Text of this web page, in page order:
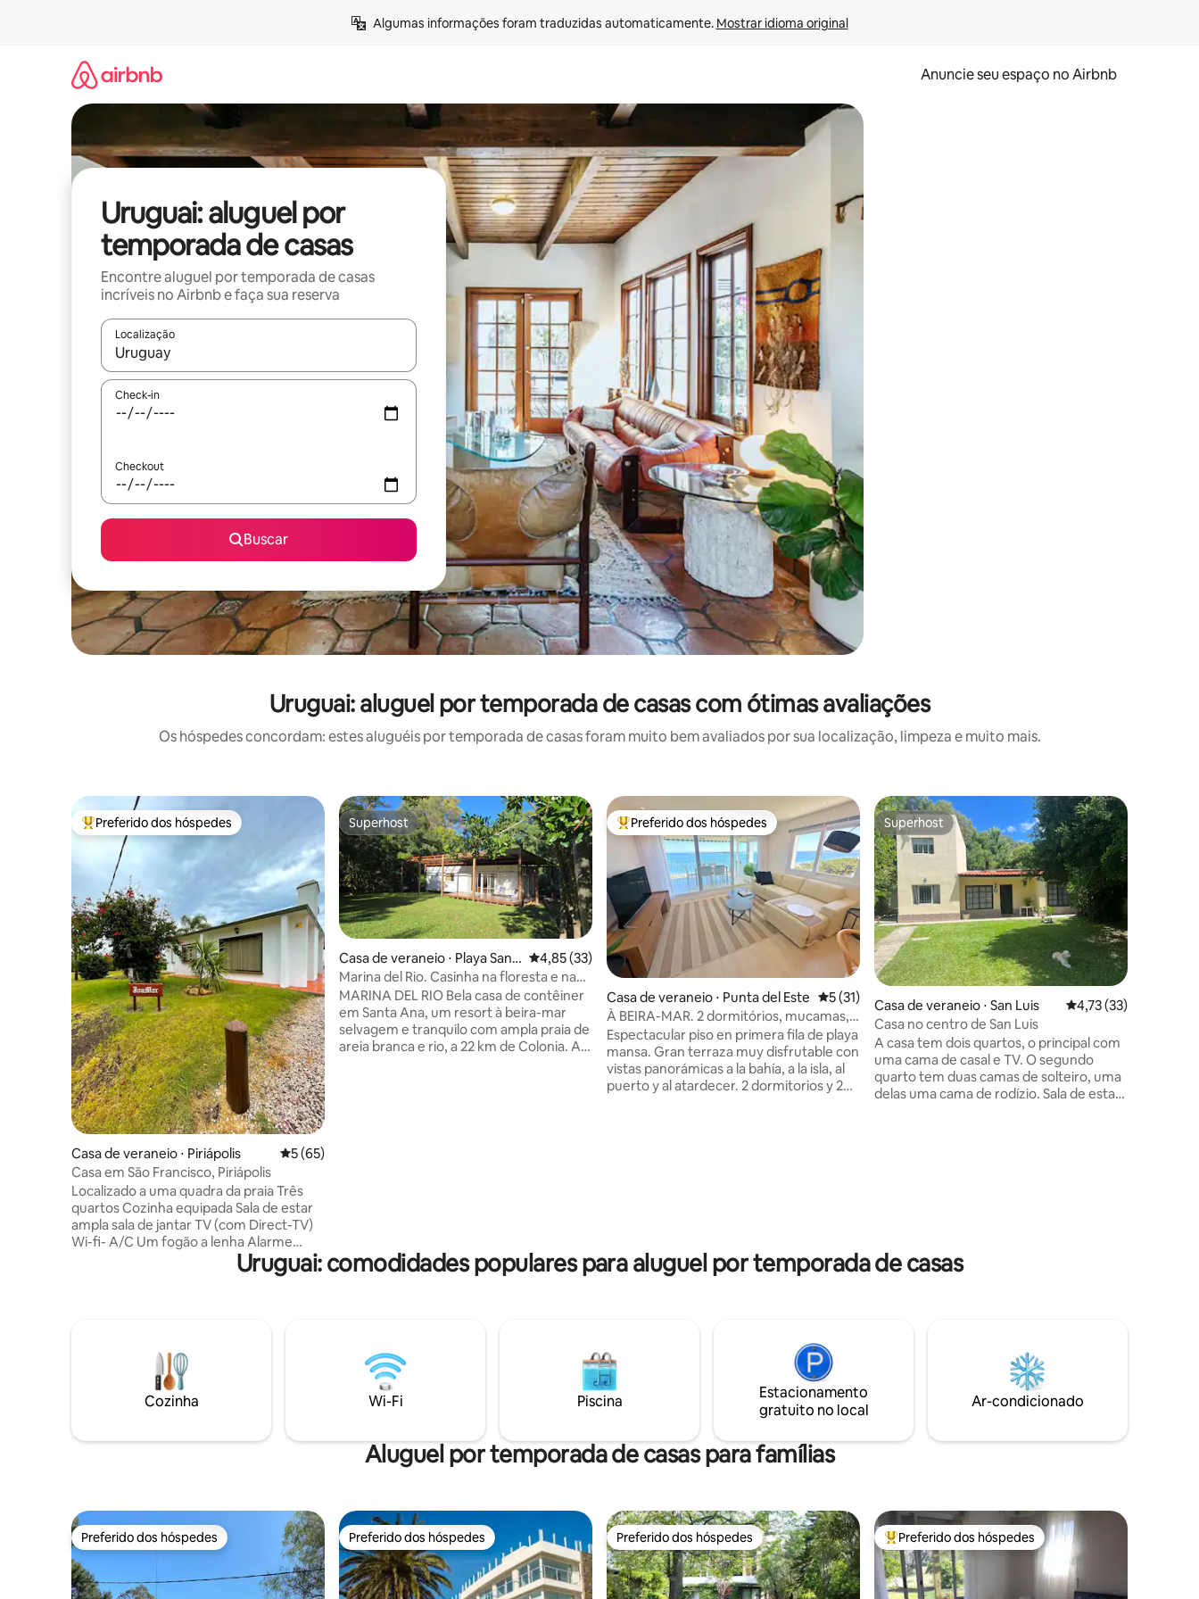
Algumas informações foram traduzidas automaticamente. Mostrar idioma original
Anuncie seu espaço no Airbnb
Uruguai: aluguel por
temporada de casas
Encontre aluguel por temporada de casas
incríveis no Airbnb e faça sua reserva
Localização
Quando os resultados estiverem disponíveis, explore-os usando as seta para cima e para baixo do teclado ou tocando e deslizando o dedo na tela.
Check-in
Checkout
Buscar
Uruguai: aluguel por temporada de casas com ótimas avaliações
Os hóspedes concordam: estes aluguéis por temporada de casas foram muito bem avaliados por sua localização, limpeza e muito mais.
Entre os melhores preferidos dos hóspedes
Preferido dos hóspedes
Casa de veraneio ⋅ Piriápolis 5 de uma avaliação média de 5, 65 avaliações
5 (65)
Casa em São Francisco, Piriápolis
Localizado a uma quadra da praia Três
quartos Cozinha equipada Sala de estar
ampla sala de jantar TV (com Direct-TV)
Wi-fi- A/C Um fogão a lenha Alarme
Piscina AQUECIDA (operacional de 6 de
NOVEMBRO de 2026 a 31 de MARÇO de
eletricidade. Eles são cobrados no final da
hóspedes excedam a capacidade da casa
(7 hóspedes)
Superhost
Superhost
Casa de veraneio ⋅ Playa Sant
a Ana
4,85 de uma avaliação média de 5, 33 avaliações
4,85 (33)
Marina del Rio. Casinha na floresta e na
praia.
MARINA DEL RIO Bela casa de contêiner
em Santa Ana, um resort à beira-mar
selvagem e tranquilo com ampla praia de
areia branca e rio, a 22 km de Colonia. A
Entre os melhores preferidos dos hóspedes
Preferido dos hóspedes
Casa de veraneio ⋅ Punta del Este 5 de uma avaliação média de 5, 31 avaliações
5 (31)
À BEIRA-MAR. 2 dormitórios, mucamas,
wi-fi, garagem
Espectacular piso en primera fila de playa
mansa. Gran terraza muy disfrutable con
vistas panorámicas a la bahía, a la isla, al
puerto y al atardecer. 2 dormitorios y 2
Superhost
Superhost
Casa de veraneio ⋅ San Luis 4,73 de uma
4,73 (33)
Casa no centro de San Luis
A casa tem dois quartos, o principal com
uma cama de casal e TV. O segundo
quarto tem duas camas de solteiro, uma
delas uma cama de rodízio. Sala de estar
Uruguai: comodidades populares para aluguel por temporada de casas
Cozinha Wi-Fi Piscina
Estacionamento
gratuito no local
Ar-condicionado
Aluguel por temporada de casas para famílias
Preferido dos hóspedes
Preferido dos hóspedes Preferido dos hóspedes
Preferido dos hóspedes Preferido dos hóspedes
Preferido dos hóspedes Entre os melhores preferidos dos hóspedes
Preferido dos hóspedes